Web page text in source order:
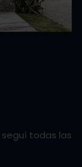
todas las